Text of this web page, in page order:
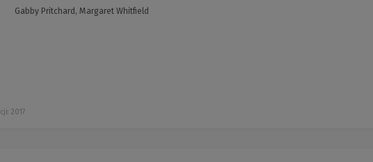
Gabby Pritchard, Margaret Whitfield
2017